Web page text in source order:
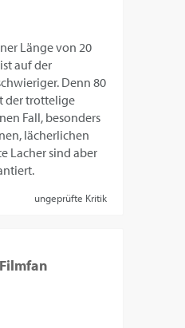
Länge von 20
auf der
Denn 80
der trottelige
Fall, besonders
lächerlichen
Lacher sind aber
ungeprüfte Kritik